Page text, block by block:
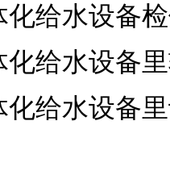
给水设备
给水设备
给水设备